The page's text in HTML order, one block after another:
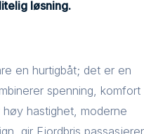
løsning.
en hurtigbåt; det er en
spenning, komfort
hastighet, moderne